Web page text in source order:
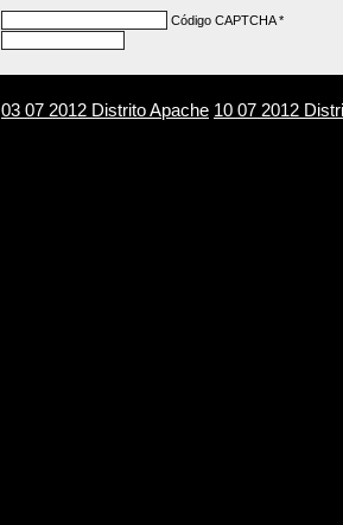
Código CAPTCHA*
03 07 2012 Distrito Apache 10 07 2012